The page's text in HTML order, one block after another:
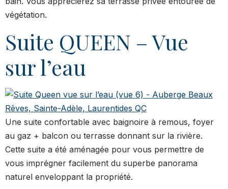
végétation.
Suite QUEEN – Vue
sur l’eau
Une suite confortable avec baignoire à remous, foyer
au gaz + balcon ou terrasse donnant sur la rivière.
Cette suite a été aménagée pour vous permettre de
vous imprégner facilement du superbe panorama
naturel enveloppant la propriété.